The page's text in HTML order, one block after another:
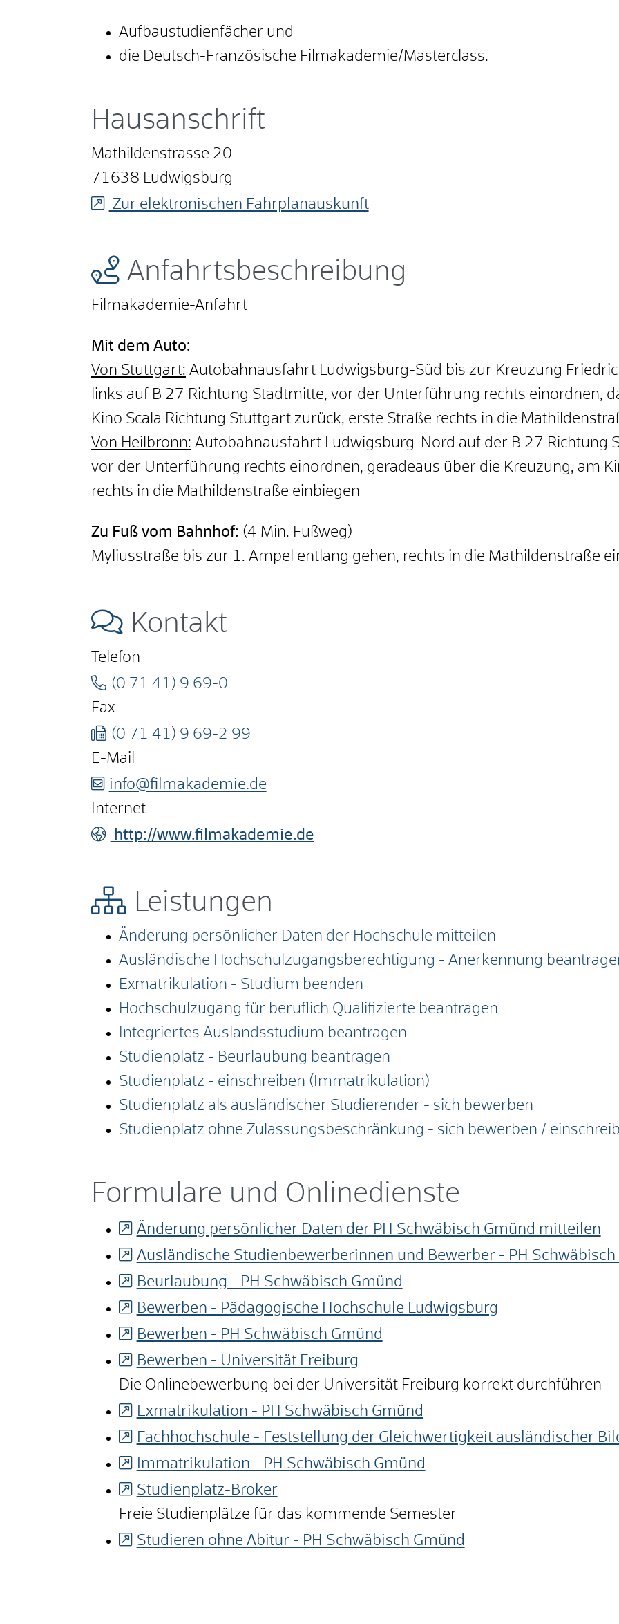
Aufbaustudienfächer und
die Deutsch-Französische Filmakademie/Masterclass.
Hausanschrift
Mathildenstrasse 20
71638 Ludwigsburg
Zur elektronischen Fahrplanauskunft
Anfahrtsbeschreibung
Filmakademie-Anfahrt
Mit dem Auto:
Von Stuttgart: Autobahnausfahrt Ludwigsburg-Süd bis zur Kreuzung
links auf B 27 Richtung Stadtmitte, vor der Unterführung rechts einordnen,
Kino Scala Richtung Stuttgart zurück, erste Straße rechts in die
Von Heilbronn: Autobahnausfahrt Ludwigsburg-Nord auf der B 27 Richtung
vor der Unterführung rechts einordnen, geradeaus über die Kreuzung, am
rechts in die Mathildenstraße einbiegen
Zu Fuß vom Bahnhof: (4 Min. Fußweg)
Myliusstraße bis zur 1. Ampel entlang gehen, rechts in die Mathildenstraße
Kontakt
Telefon
(0 71 41) 9 69-0
Fax
(0 71 41) 9 69-2 99
E-Mail
info@filmakademie.de
Internet
http://www.filmakademie.de
Leistungen
Änderung persönlicher Daten der Hochschule mitteilen
Ausländische Hochschulzugangsberechtigung - Anerkennung
Exmatrikulation - Studium beenden
Hochschulzugang für beruflich Qualifizierte beantragen
Integriertes Auslandsstudium beantragen
Studienplatz - Beurlaubung beantragen
Studienplatz - einschreiben (Immatrikulation)
Studienplatz als ausländischer Studierender - sich bewerben
Studienplatz ohne Zulassungsbeschränkung - sich bewerben /
Formulare und Onlinedienste
Änderung persönlicher Daten der PH Schwäbisch Gmünd mitteilen
Ausländische Studienbewerberinnen und Bewerber - PH Schwäbisch
Beurlaubung - PH Schwäbisch Gmünd
Bewerben - Pädagogische Hochschule Ludwigsburg
Bewerben - PH Schwäbisch Gmünd
Bewerben - Universität Freiburg
Die Onlinebewerbung bei der Universität Freiburg korrekt durchführen
Exmatrikulation - PH Schwäbisch Gmünd
Fachhochschule - Feststellung der Gleichwertigkeit ausländischer
Immatrikulation - PH Schwäbisch Gmünd
Studienplatz-Broker
Freie Studienplätze für das kommende Semester
Studieren ohne Abitur - PH Schwäbisch Gmünd